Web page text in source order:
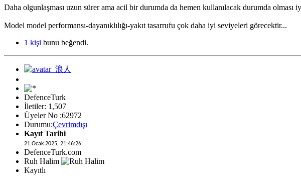
Daha olgunlaşması uzun sürer ama acil bir durumda da hemen kullanılacak durumda olması
Model model performansı-dayanıklılığı-yakıt tasarrufu çok daha iyi seviyeleri görecektir...
1 kişi bunu beğendi.
DefenceTurk
İletiler: 1,507
Üyeler No :62972
Durumu:Çevrimdışı
Kayıt Tarihi
21 Ocak 2025, 21:46:26
DefenceTurk.com
Ruh Halim
Kayıtlı